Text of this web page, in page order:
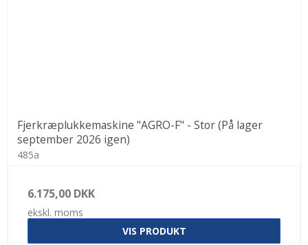
Fjerkræplukkemaskine "AGRO-F" - Stor (På lager
september 2026 igen)
485a
6.175,00 DKK
ekskl. moms
VIS PRODUKT